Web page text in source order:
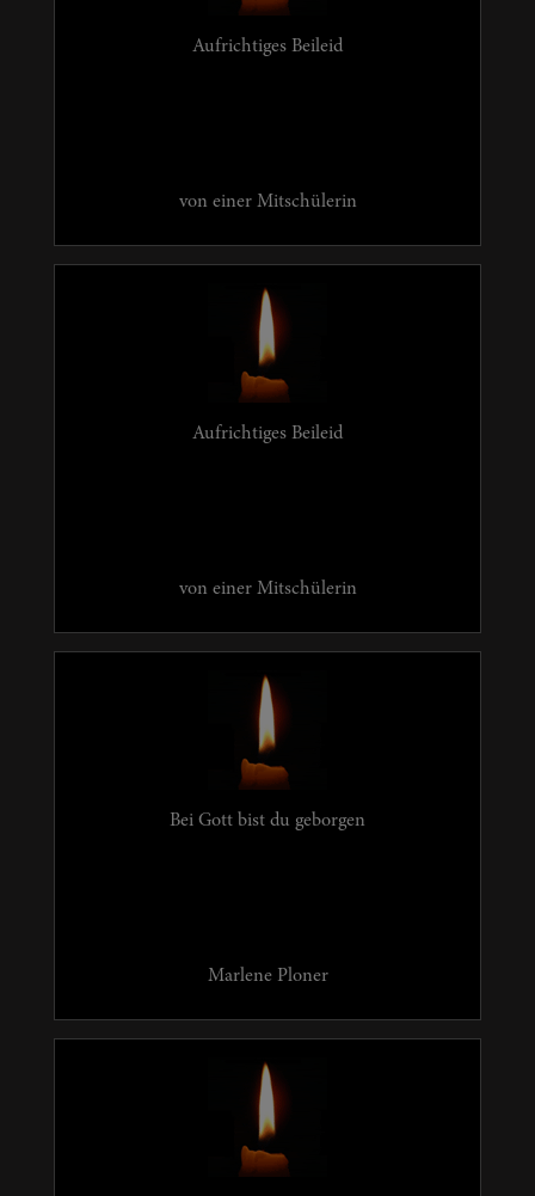
Aufrichtiges Beileid
von einer Mitschülerin
Aufrichtiges Beileid
von einer Mitschülerin
Bei Gott bist du geborgen
Marlene Ploner